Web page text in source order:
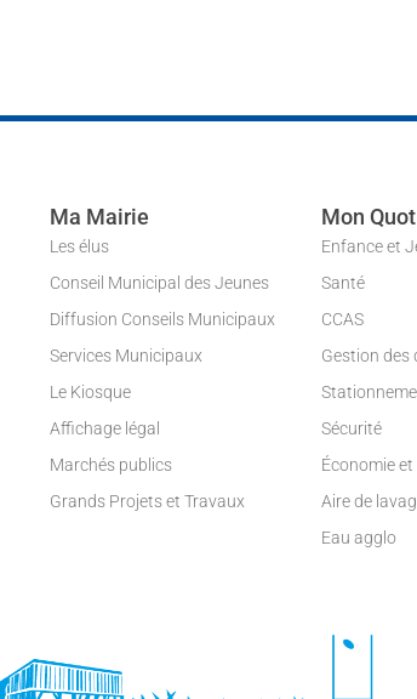
Ma Mairie
Les élus
Conseil Municipal des Jeunes
Diffusion Conseils Municipaux
Services Municipaux
Le Kiosque
Affichage légal
Marchés publics
Grands Projets et Travaux
Mon
Enfance et
Santé
CCAS
Gestion des
Sécurité
Économie
Aire de
Eau agglo